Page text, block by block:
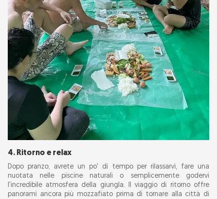
4. Ritorno e relax
Dopo pranzo, avrete un po' di tempo per rilassarvi, fare una
nuotata nelle piscine naturali o semplicemente godervi
l'incredibile atmosfera della giungla. Il viaggio di ritorno offre
panorami ancora più mozzafiato prima di tornare alla città di